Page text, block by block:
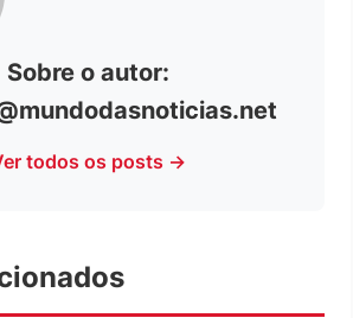
Sobre o autor:
todos os posts →